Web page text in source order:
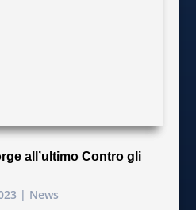
all’ultimo Contro gli
| News